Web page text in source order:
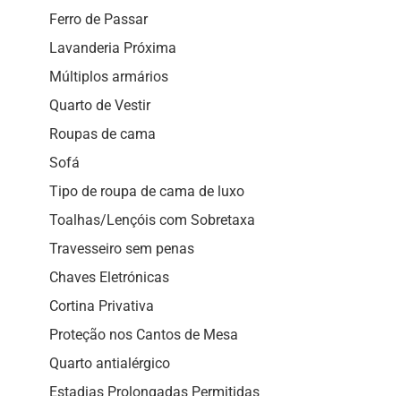
Ferro de Passar
Lavanderia Próxima
Múltiplos armários
Quarto de Vestir
Roupas de cama
Sofá
Tipo de roupa de cama de luxo
Toalhas/Lençóis com Sobretaxa
Travesseiro sem penas
Chaves Eletrónicas
Cortina Privativa
Proteção nos Cantos de Mesa
Quarto antialérgico
Estadias Prolongadas Permitidas